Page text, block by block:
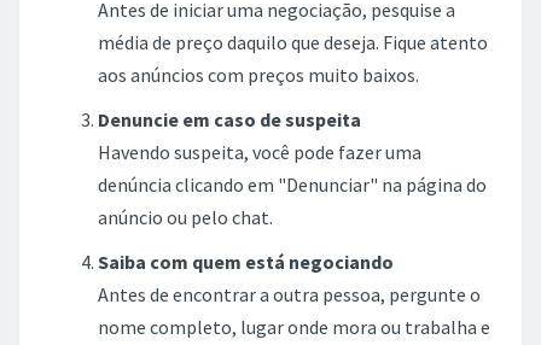
Saiba com quem está negociando
Antes de encontrar a outra pessoa, pergunte o
nome completo, lugar onde mora ou trabalha e
faça pesquisas na Internet.
Locais públicos e movimentados
Prefira fechar negócio em um lugar público que
ofereça um ambiente seguro, e avise outras
pessoas. Se possível, vá acompanhado.